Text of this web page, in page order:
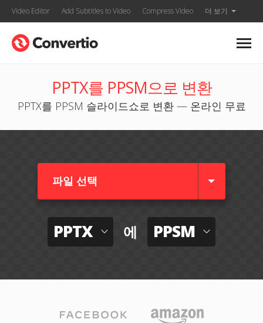
Video Editor Add Subtitles to Video Compress Video 더 보기
PPTX를 PPSM으로 변환
PPTX를 PPSM 슬라이드쇼로 변환 — 온라인 무료
파일 선택
PPTX 에 PPSM